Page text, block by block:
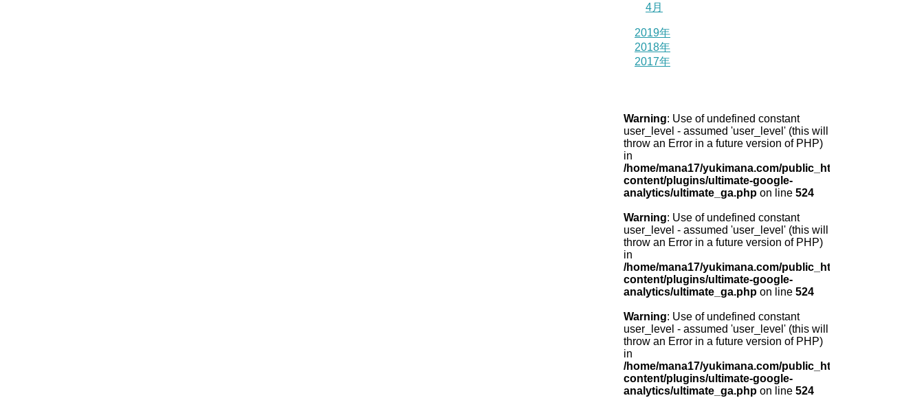
4月
2019年
2018年
2017年
Warning: Use of undefined constant
user_level - assumed 'user_level' (this will
throw an Error in a future version of PHP)
in
/home/mana17/yukimana.com/public_html/wp-
content/plugins/ultimate-google-
analytics/ultimate_ga.php on line 524
Warning: Use of undefined constant
user_level - assumed 'user_level' (this will
throw an Error in a future version of PHP)
in
/home/mana17/yukimana.com/public_html/wp-
content/plugins/ultimate-google-
analytics/ultimate_ga.php on line 524
Warning: Use of undefined constant
user_level - assumed 'user_level' (this will
throw an Error in a future version of PHP)
in
/home/mana17/yukimana.com/public_html/wp-
content/plugins/ultimate-google-
analytics/ultimate_ga.php on line 524